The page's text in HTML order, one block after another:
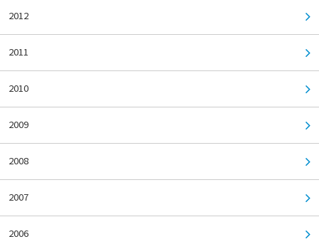
2012
2011
2010
2009
2008
2007
2006